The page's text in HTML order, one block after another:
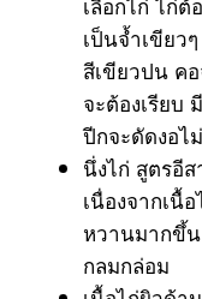
เป็นจ้ำเขียว
สีเขียวปน ค
จะต้องเรียบ
ปีกจะดัดงอไ
นึ่งไก่ สูตรอี
เนื่องจากเนื้
หวานมากขึ้น
กลมกล่อม